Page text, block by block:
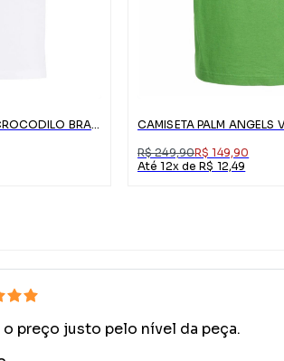
R$ 249,90R$ 149,90
Até 12x de R$ 12,49
preço justo pelo nível da peça.